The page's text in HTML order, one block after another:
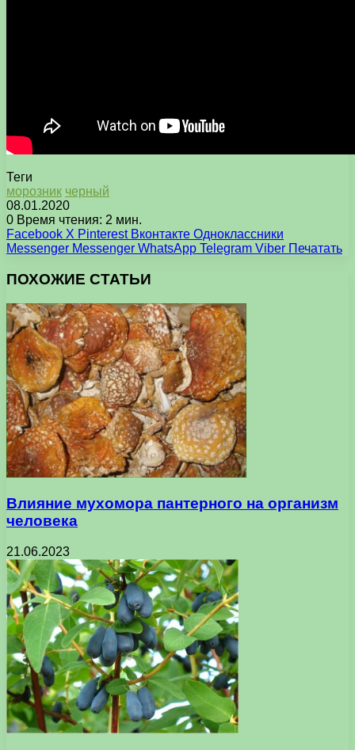
Теги
морозник черный
08.01.2020
0 Время чтения: 2 мин.
Facebook X Pinterest Вконтакте Одноклассники
Messenger Messenger WhatsApp Telegram Viber Печатать
ПОХОЖИЕ СТАТЬИ
Влияние мухомора пантерного на организм
человека
21.06.2023